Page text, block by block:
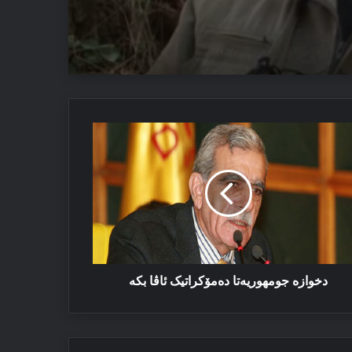
ئاستەنگە
دا
دخوازە جومهوریه‌تا ده‌مۆکراتیک ئاڤا بكە